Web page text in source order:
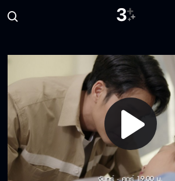
Play
Video
ทั้งหมดมันเป็นเรื่องโกหก
อาบน้ำล้างนิสัยแย่ ๆ
อย่ามายุ่งกับเมียกูอีก